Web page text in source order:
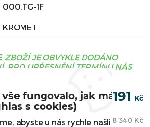
000.TG-1F
KROMET
ZBOŽÍ JE OBVYKLE DODÁNO
PRO UPŘESNĚNÍ TERMÍNU NÁS
22 191 Kč
18 340 Kč
vše fungovalo, jak má
s cookies)
abyste u nás rychle našli